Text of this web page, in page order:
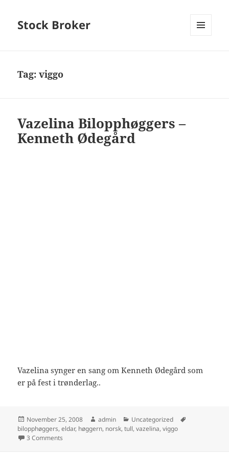
Stock Broker
Tag:viggo
Vazelina Bilopphøggers –
Kenneth Ødegård
Vazelina synger en sang om Kenneth Ødegård som
er på fest i trønderlag..
Posted
on
November 25, 2008 Author
admin Categories
Uncategorized
bilopphøggers,eldar, høggern, norsk,tull,vazelina,viggo
3 Comments